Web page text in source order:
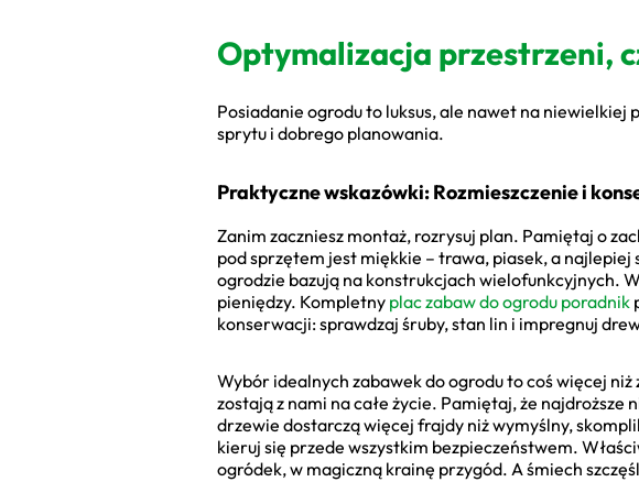
Optymalizacja przestrzeni,
Posiadanie ogrodu to luksus, ale nawet na
sprytu i dobrego planowania.
Praktyczne wskazówki: Rozmieszczenie i
Zanim zaczniesz montaż, rozrysuj plan. Pamiętaj o
pod sprzętem jest miękkie – trawa, piasek, a najlepiej
ogrodzie bazują na konstrukcjach wielofunkcyjnych.
pieniędzy. Kompletny plac zabaw do ogrodu poradnik
konserwacji: sprawdzaj śruby, stan lin i impregnuj
Wybór idealnych zabawek do ogrodu to coś więcej
zostają z nami na całe życie. Pamiętaj, że najdroższe
drzewie dostarczą więcej frajdy niż wymyślny,
kieruj się przede wszystkim bezpieczeństwem.
ogródek, w magiczną krainę przygód. A śmiech